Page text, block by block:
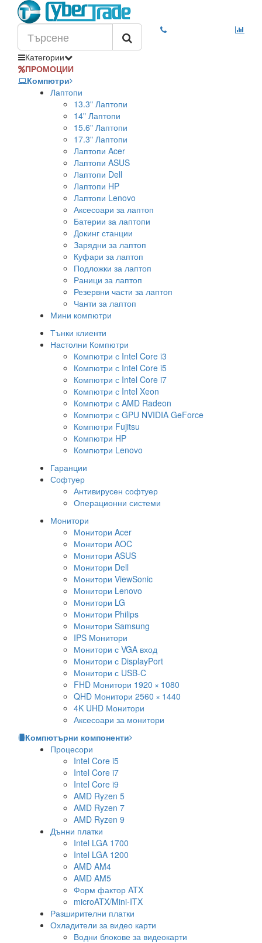
Категории
ПРОМОЦИИ
Компютри
Лаптопи
13.3" Лаптопи
14" Лаптопи
15.6" Лаптопи
17.3" Лаптопи
Лаптопи Acer
Лаптопи ASUS
Лаптопи Dell
Лаптопи HP
Лаптопи Lenovo
Аксесоари за лаптоп
Батерии за лаптопи
Докинг станции
Зарядни за лаптоп
Куфари за лаптоп
Подложки за лаптоп
Раници за лаптоп
Резервни части за лаптоп
Чанти за лаптоп
Мини компютри
Тънки клиенти
Настолни Компютри
Компютри с Intel Core i3
Компютри с Intel Core i5
Компютри с Intel Core i7
Компютри с Intel Xeon
Компютри с AMD Radeon
Компютри с GPU NVIDIA GeForce
Компютри Fujitsu
Компютри HP
Компютри Lenovo
Гаранции
Софтуер
Антивирусен софтуер
Операционни системи
Монитори
Монитори Acer
Монитори AOC
Монитори ASUS
Монитори Dell
Монитори ViewSonic
Монитори Lenovo
Монитори LG
Монитори Philips
Монитори Samsung
IPS Монитори
Монитори с VGA вход
Монитори с DisplayPort
Монитори с USB-C
FHD Монитори 1920 × 1080
QHD Монитори 2560 × 1440
4K UHD Монитори
Аксесоари за монитори
Компютърни компоненти
Процесори
Intel Core i5
Intel Core i7
Intel Core i9
AMD Ryzen 5
AMD Ryzen 7
AMD Ryzen 9
Дънни платки
Intel LGA 1700
Intel LGA 1200
AMD AM4
AMD AM5
Форм фактор ATX
microATX/Mini-ITX
Разширителни платки
Охладители за видео карти
Водни блокове за видеокарти